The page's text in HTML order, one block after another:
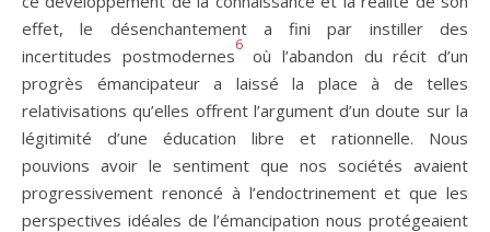
effet, le désenchantement a fini par instiller des
incertitudes postmodernes
6
où l’abandon du récit d’un
progrès émancipateur a laissé la place à de telles
relativisations qu’elles offrent l’argument d’un doute sur la
légitimité d’une éducation libre et rationnelle. Nous
pouvions avoir le sentiment que nos sociétés avaient
progressivement renoncé à l’endoctrinement et que les
perspectives idéales de l’émancipation nous protégeaient